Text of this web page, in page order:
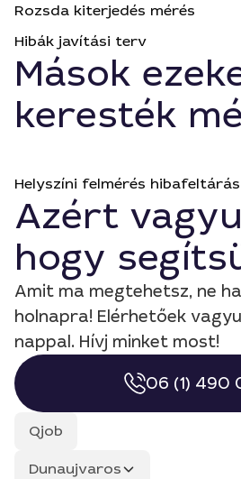
Rozsda kiterjedés mérés
Hibák javítási terv
Mások
keresték
Helyszíni felmérés hibafeltárás
Azért
hogy
Amit ma megtehetsz, ne
holnapra! Elérhetőek
nappal. Hívj minket most!
06 (1) 490
Qjob
Dunaujvaros